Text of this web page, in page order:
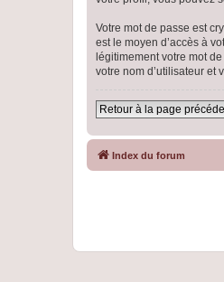
Votre mot de passe est
est le moyen d’accès à
légitimement votre mot
votre nom d’utilisateur et
Retour à la page
Index du forum